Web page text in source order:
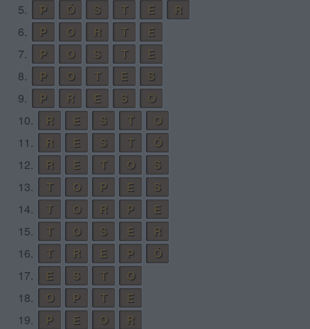
5.
P Ó S T E
R
6.
P O R T
E
7.
P O S T
E
8.
P O T E
S
9.
P R E S
O
10.
R E S T
O
11.
R E S T
Ó
12.
R E T O
S
13.
T O P E
S
14.
T O R P
E
15.
T O S E
R
16.
T R E P
Ó
17.
E S T
O
18.
O P T
E
19.
P E O
R